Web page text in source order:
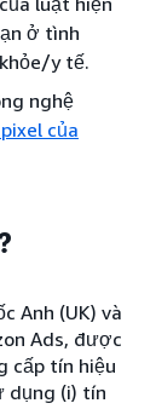
ở tình
y tế.
nghệ
của
Anh (UK) và
Ads, được
cấp tín hiệu
dụng (i) tín